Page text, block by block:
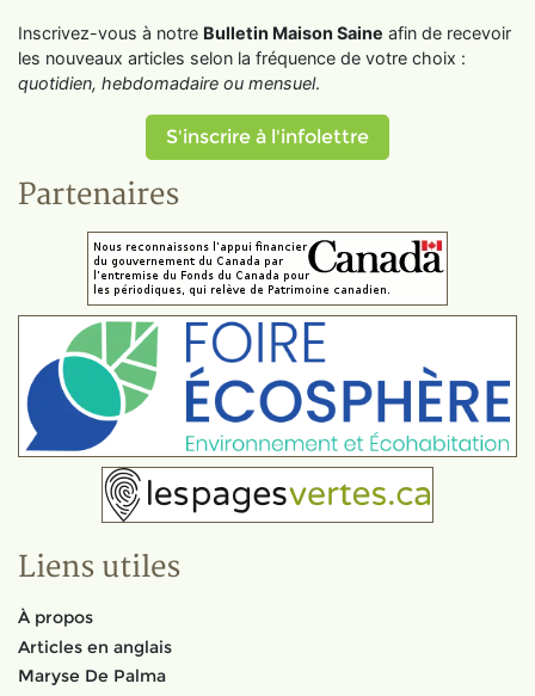
Inscrivez-vous à notre Bulletin Maison Saine afin de recevoir
les nouveaux articles selon la fréquence de votre choix :
quotidien, hebdomadaire ou mensuel.
S'inscrire à l'infolettre
Partenaires
Liens utiles
À propos
Articles en anglais
Maryse De Palma